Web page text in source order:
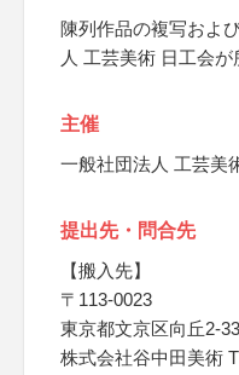
陳列作品の複写およ
人 工芸美術 日工会が
主催
一般社団法人 工芸美
提出先・問合先
【搬入先】
〒113-0023
東京都文京区向丘2-
株式会社谷中田美術